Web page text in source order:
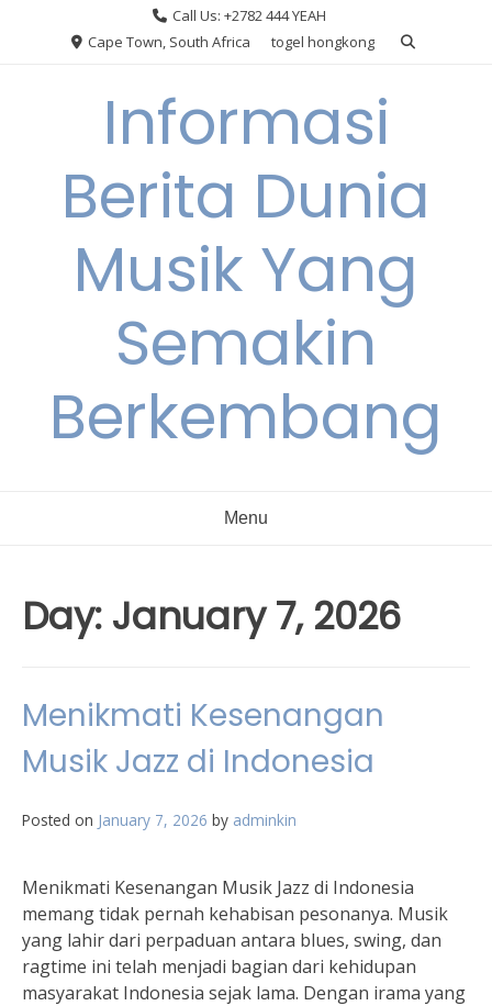
Call Us: +2782 444 YEAH
Cape Town, South Africa
togel hongkong
Informasi
Berita Dunia
Musik Yang
Semakin
Berkembang
Menu
Day: January 7, 2026
Menikmati Kesenangan
Musik Jazz di Indonesia
Posted on January 7, 2026 by adminkin
Menikmati Kesenangan Musik Jazz di Indonesia
memang tidak pernah kehabisan pesonanya. Musik
yang lahir dari perpaduan antara blues, swing, dan
ragtime ini telah menjadi bagian dari kehidupan
masyarakat Indonesia sejak lama. Dengan irama yang